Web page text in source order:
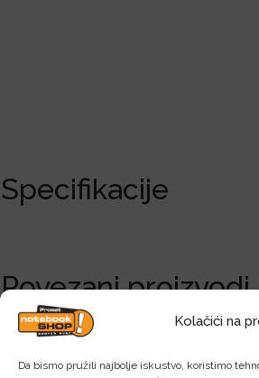
Kolačići na
Da bismo pružili najbolje iskustvo, koristimo
Specifikacije
Povezani proizvodi